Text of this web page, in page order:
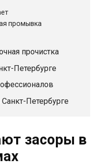
промывка
прочистка
Петербурге
Санкт-Петербурге
засоры в